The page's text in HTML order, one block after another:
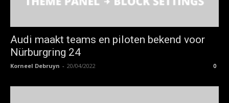
Audi maakt teams en piloten bekend voor
Nürburgring 24
Korneel Debruyn - 20/04/2022 0